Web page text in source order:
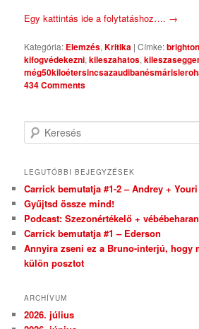
Egy kattintás ide a folytatáshoz…. →
Kategória: Elemzés,Kritika |Címke:brighton
kifogvédekezni,kileszahatos,
434 Comments
Keresés
LEGUTÓBBI BEJEGYZÉSEK
Carrick bemutatja #1-2 – Andrey + Youri
Gyűjtsd össze mind!
Podcast: Szezonértékelő +
Carrick bemutatja #1 – Ederson
Annyira zseni ez a Bruno-interjú, hogy
külön posztot
ARCHÍVUM
2026. július